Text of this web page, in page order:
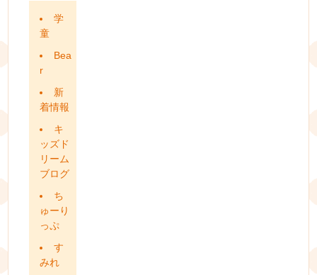
学
童
Bea
r
新
着情報
キ
ッズド
リーム
ブログ
ち
ゅーり
っぷ
す
みれ